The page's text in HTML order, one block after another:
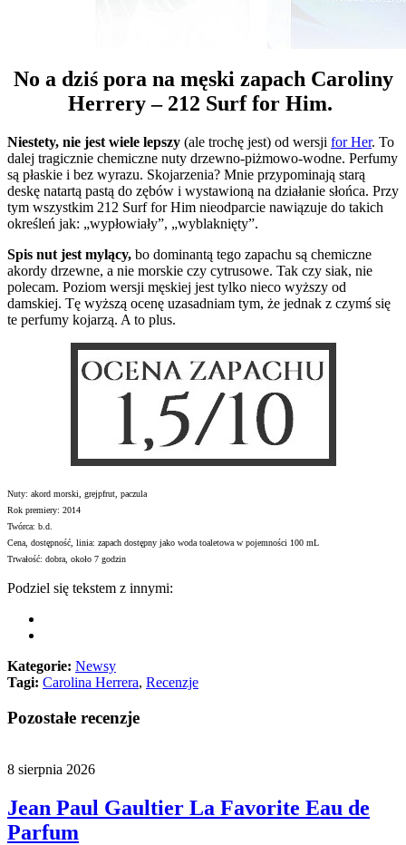
No a dziś pora na męski zapach Caroliny
Herrery – 212 Surf for Him.
Niestety, nie jest wiele lepszy (ale trochę jest) od wersji for Her. To
dalej tragicznie chemiczne nuty drzewno-piżmowo-wodne. Perfumy
są płaskie i bez wyrazu. Skojarzenia? Mnie przypominają starą
deskę natartą pastą do zębów i wystawioną na działanie słońca. Przy
tym wszystkim 212 Surf for Him nieodparcie nawiązuje do takich
określeń jak: „wypłowiały”, „wyblaknięty”.
Spis nut jest mylący, bo dominantą tego zapachu są chemiczne
akordy drzewne, a nie morskie czy cytrusowe. Tak czy siak, nie
polecam. Poziom wersji męskiej jest tylko nieco wyższy od
damskiej. Tę wyższą ocenę uzasadniam tym, że jednak z czymś się
te perfumy kojarzą. A to plus.
Nuty: akord morski, grejpfrut, paczula
Rok premiery: 2014
Twórca: b.d.
Cena, dostępność, linia: zapach dostępny jako woda toaletowa w pojemności 100 mL
Trwałość: dobra, około 7 godzin
Podziel się tekstem z innymi:
Kategorie: Newsy
Tagi: Carolina Herrera, Recenzje
Pozostałe recenzje
8 sierpnia 2026
Jean Paul Gaultier La Favorite Eau de
Parfum